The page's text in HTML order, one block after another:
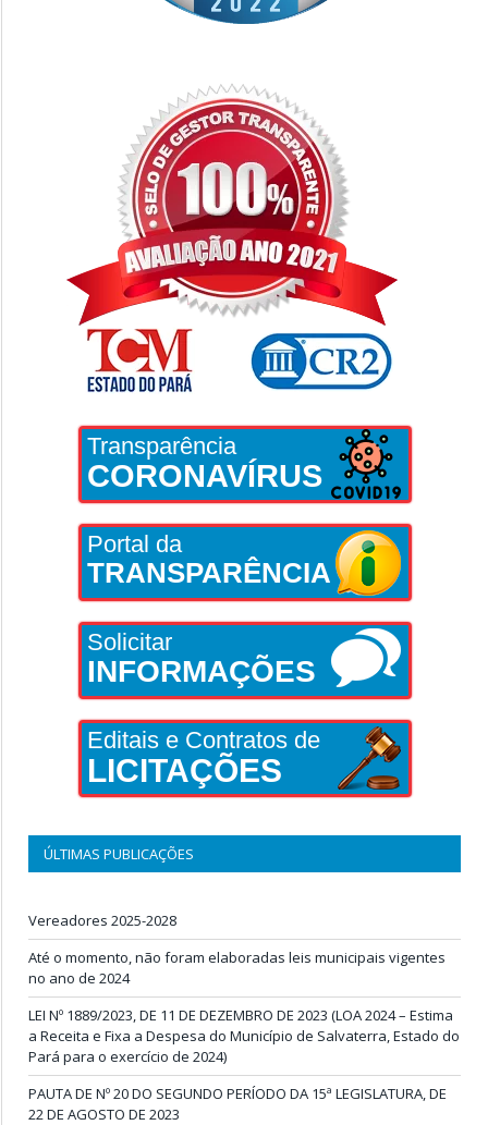
Transparência
CORONAVÍRUS
Portal da
TRANSPARÊNCIA
Solicitar
INFORMAÇÕES
Editais e Contratos de
LICITAÇÕES
ÚLTIMAS PUBLICAÇÕES
Vereadores 2025-2028
Até o momento, não foram elaboradas leis municipais vigentes
no ano de 2024
LEI Nº 1889/2023, DE 11 DE DEZEMBRO DE 2023 (LOA 2024 – Estima
a Receita e Fixa a Despesa do Município de Salvaterra, Estado do
Pará para o exercício de 2024)
PAUTA DE Nº 20 DO SEGUNDO PERÍODO DA 15ª LEGISLATURA, DE
22 DE AGOSTO DE 2023